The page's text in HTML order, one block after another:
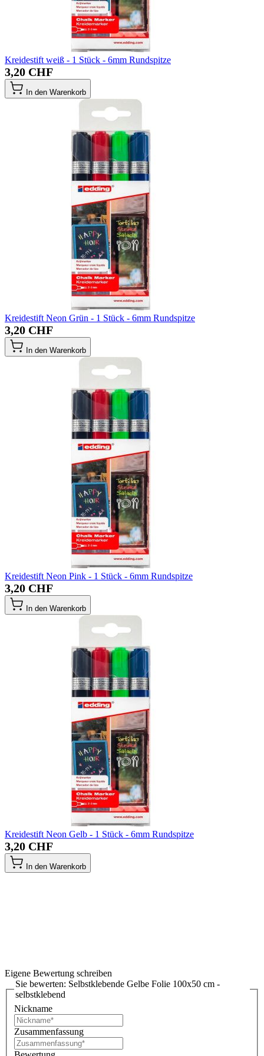
Kreidestift weiß - 1 Stück - 6mm Rundspitze
3,20 CHF
In den Warenkorb
Kreidestift Neon Grün - 1 Stück - 6mm Rundspitze
3,20 CHF
In den Warenkorb
Kreidestift Neon Pink - 1 Stück - 6mm Rundspitze
3,20 CHF
In den Warenkorb
Kreidestift Neon Gelb - 1 Stück - 6mm Rundspitze
3,20 CHF
In den Warenkorb
Eigene Bewertung schreiben
Sie bewerten: Selbstklebende Gelbe Folie 100x50 cm -
selbstklebend
Nickname
Zusammenfassung